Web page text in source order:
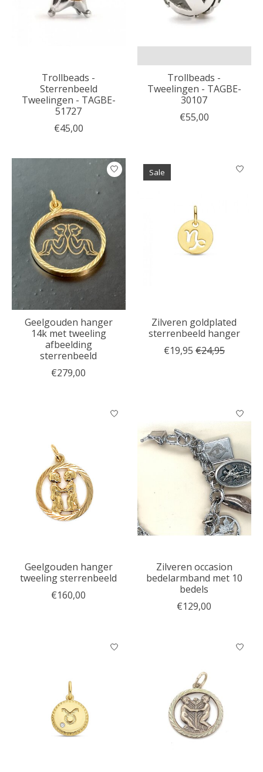
Trollbeads -
Sterrenbeeld
Tweelingen - TAGBE-
51727
€45,00
Trollbeads -
Tweelingen - TAGBE-
30107
€55,00
Geelgouden hanger
14k met tweeling
afbeelding
sterrenbeeld
€279,00
Sale
Zilveren goldplated
sterrenbeeld hanger
€19,95 €24,95
Geelgouden hanger
tweeling sterrenbeeld
€160,00
Zilveren occasion
bedelarmband met 10
bedels
€129,00